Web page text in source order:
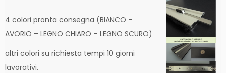
4 colori pronta consegna (BIANCO –
AVORIO – LEGNO CHIARO – LEGNO SCURO)
altri colori su richiesta tempi 10 giorni
lavorativi.